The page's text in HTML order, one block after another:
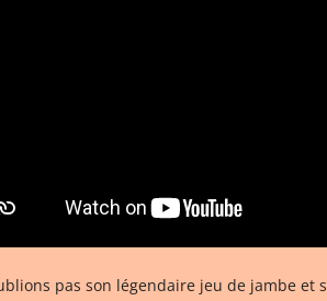
pas son légendaire jeu de jambe